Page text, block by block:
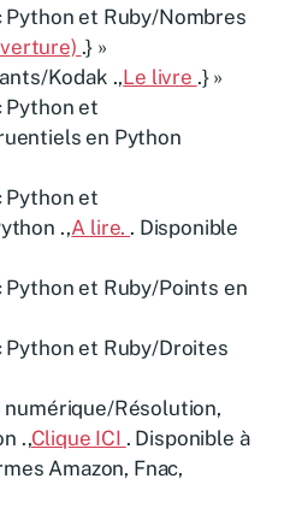
Python et Ruby/Nombres
.} »
Kodak .,Le livre .} »
Python et
en Python
Python et
.,A lire. . Disponible
Python et Ruby/Points en
Python et Ruby/Droites
Résolution,
.,Clique ICI . Disponible à
Amazon, Fnac,